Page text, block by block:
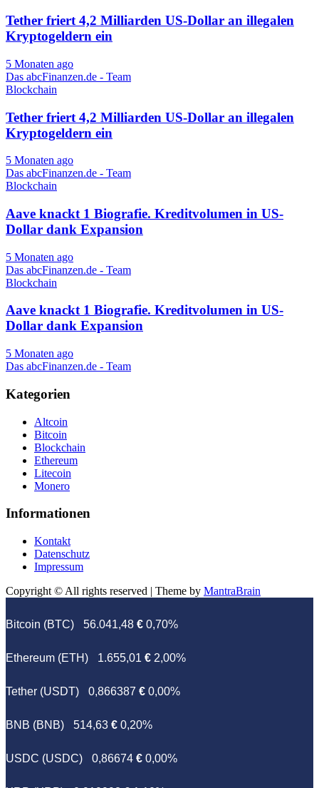
Tether friert 4,2 Milliarden US-Dollar an illegalen
Kryptogeldern ein
5 Monaten ago
Das abcFinanzen.de - Team
Blockchain
Tether friert 4,2 Milliarden US-Dollar an illegalen
Kryptogeldern ein
5 Monaten ago
Das abcFinanzen.de - Team
Blockchain
Aave knackt 1 Biografie. Kreditvolumen in US-
Dollar dank Expansion
5 Monaten ago
Das abcFinanzen.de - Team
Blockchain
Aave knackt 1 Biografie. Kreditvolumen in US-
Dollar dank Expansion
5 Monaten ago
Das abcFinanzen.de - Team
Kategorien
Altcoin
Bitcoin
Blockchain
Ethereum
Litecoin
Monero
Informationen
Kontakt
Datenschutz
Impressum
Copyright © All rights reserved | Theme by MantraBrain
Bitcoin (BTC) 56.041,48 € 0,70%
Ethereum (ETH) 1.655,01 € 2,00%
Tether (USDT) 0,866387 € 0,00%
BNB (BNB) 514,63 € 0,20%
USDC (USDC) 0,86674 € 0,00%